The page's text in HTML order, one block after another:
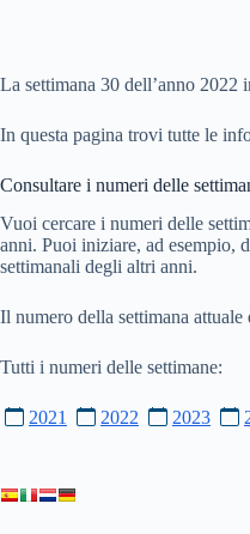
La settimana 30 dell’anno
In questa pagina trovi tutte le
Consultare i numeri delle
Vuoi cercare i numeri delle
anni. Puoi iniziare, ad esempio,
settimanali degli altri anni.
Il numero della settimana
Tutti i numeri delle settimane:
2021 2022 2023